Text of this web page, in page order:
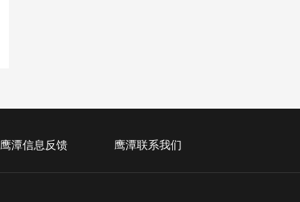
鹰潭信息反馈 鹰潭联系我们